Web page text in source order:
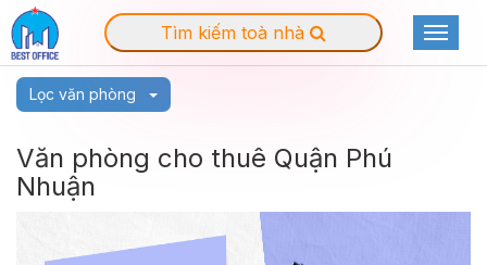
Tìm kiếm toà nhà
Toggle
Văn phòng cho thuê Quận Phú
Nhuận